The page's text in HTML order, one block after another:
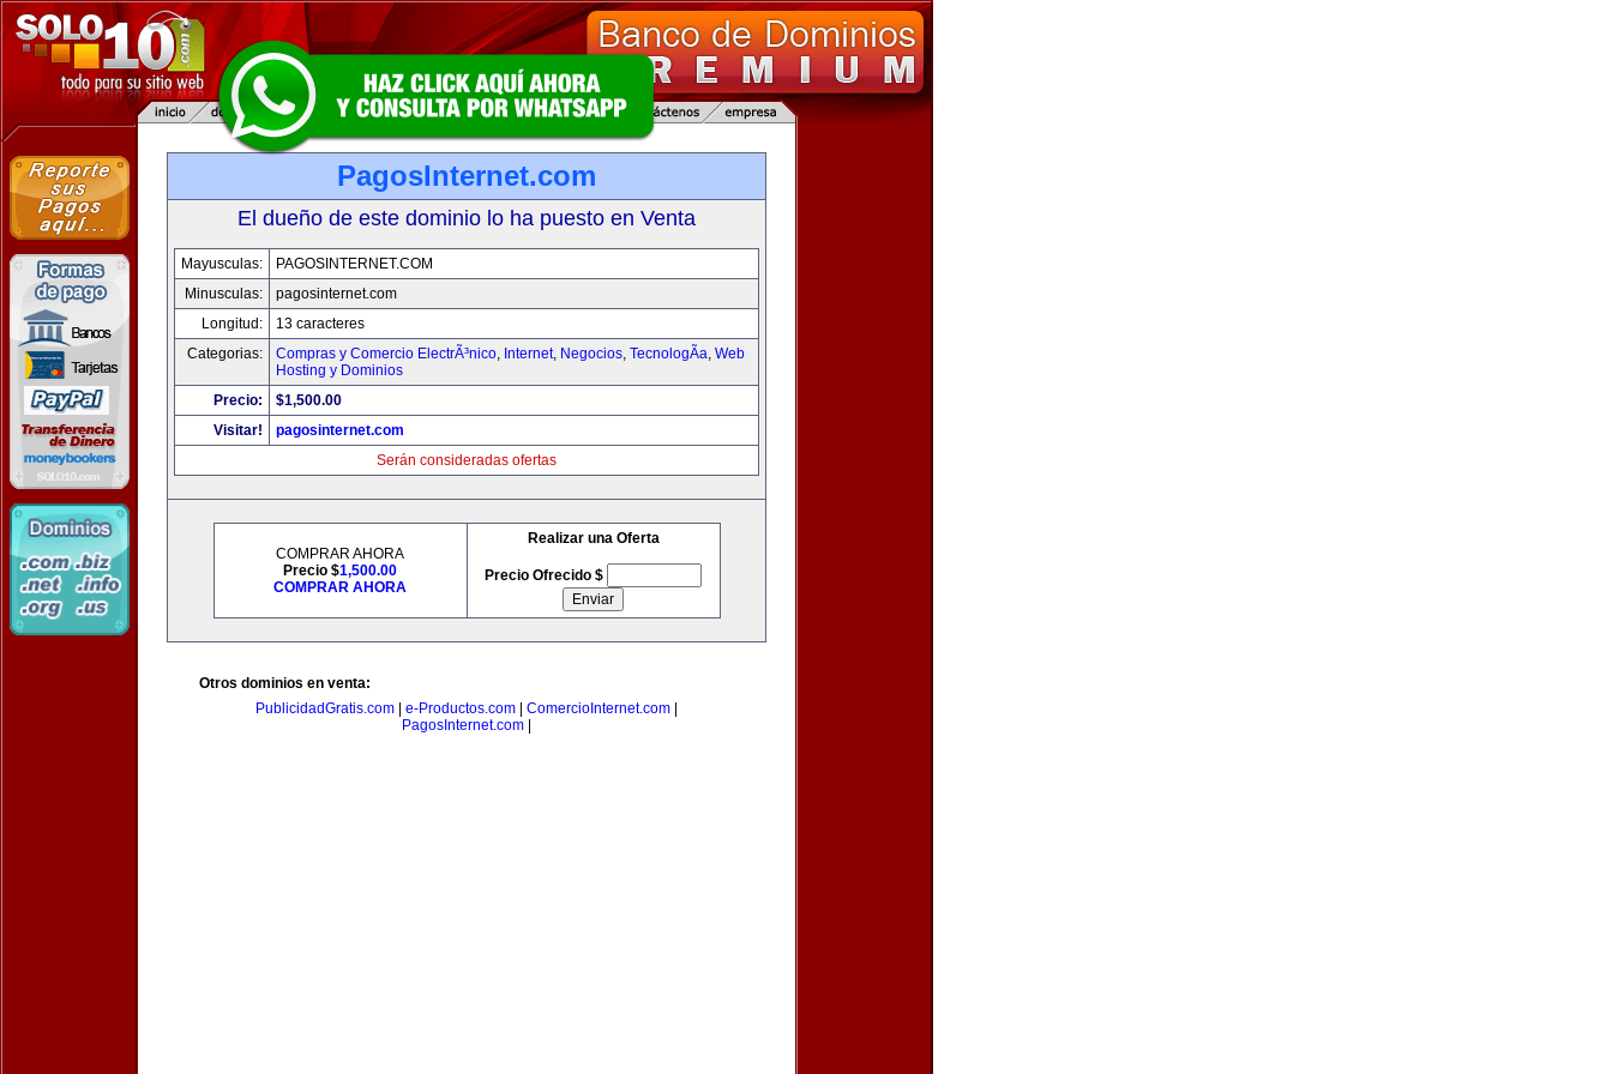
PagosInternet.com
El dueño de este dominio lo ha puesto en Venta
Mayusculas:
PAGOSINTERNET.COM
Minusculas:
pagosinternet.com
Longitud:
13 caracteres
Categorias:
Compras y Comercio ElectrÃ³nico, Internet, Negocios, TecnologÃ­a, Web
Hosting y Dominios
Precio:
$1,500.00
Visitar!
pagosinternet.com
Serán consideradas ofertas
COMPRAR AHORA
Precio $1,500.00
COMPRAR AHORA
Realizar una Oferta
Precio Ofrecido $
Otros dominios en venta:
PublicidadGratis.com
e-Productos.com ComercioInternet.com
PagosInternet.com